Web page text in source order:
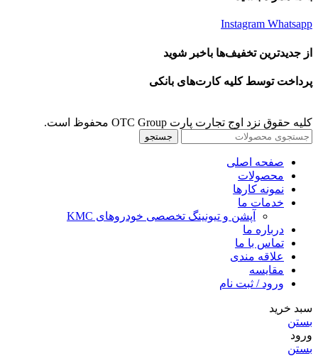
Instagram Whatsapp
از جدیدترین تخفیف‌ها باخبر شوید
پرداخت توسط کلیه کارت‌های بانکی
کلیه حقوق نزد اوج تجارت پارت OTC Group محفوظ است.
جستجو
صفحه اصلی
محصولات
نمونه کارها
خدمات ما
آپشن و تیونینگ تخصصی خودروهای KMC
درباره ما
تماس با ما
علاقه مندی
مقايسه
ورود / ثبت نام
سبد خرید
بستن
ورود
بستن